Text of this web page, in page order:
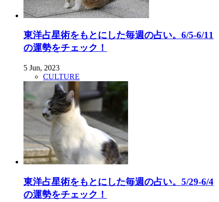
東洋占星術をもとにした毎週の占い。6/5-6/11
の運勢をチェック！
5 Jun, 2023
CULTURE
東洋占星術をもとにした毎週の占い。5/29-6/4
の運勢をチェック！